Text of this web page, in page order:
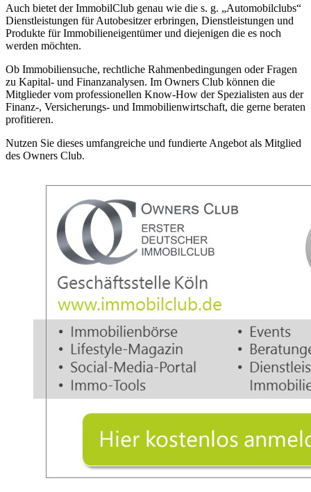
Auch bietet der ImmobilClub genau wie die s. g. „Automobilclubs“
Dienstleistungen für Autobesitzer erbringen, Dienstleistungen und
Produkte für Immobilieneigentümer und diejenigen die es noch
werden möchten.
Ob Immobiliensuche, rechtliche Rahmenbedingungen oder Fragen
zu Kapital- und Finanzanalysen. Im Owners Club können die
Mitglieder vom professionellen Know-How der Spezialisten aus der
Finanz-, Versicherungs- und Immobilienwirtschaft, die gerne beraten
profitieren.
Nutzen Sie dieses umfangreiche und fundierte Angebot als Mitglied
des Owners Club.